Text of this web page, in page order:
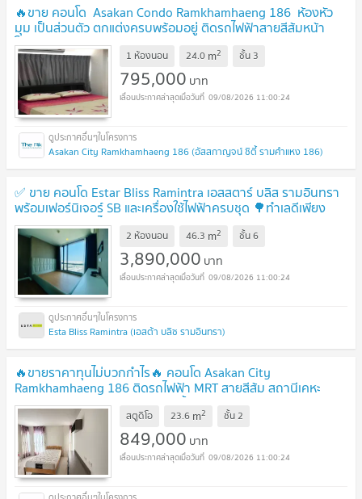
🔥ขาย คอนโด Asakan Condo Ramkhamhaeng 186 ห้องหัว
มุม เป็นส่วนตัว ตกแต่งครบพร้อมอยู่ ติดรถไฟฟ้าสายสีส้มหน้า
โครงการ✅ UPDATE !
1 ห้องนอน 24.0 m2 ชั้น 3
795,000 บาท
09/08/2026 11:00:24
Asakan City Ramkhamhaeng 186 (อัสสกาญจน์ ซิตี้ รามคำแหง 186)
✅ ขาย คอนโด Estar Bliss Ramintra เอสสตาร์ บลิส รามอินทรา
พร้อมเฟอร์นิเจอร์ SB และเครื่องใช้ไฟฟ้าครบชุด 🌳ทำเลดีเพียง
100 เมตร ถึงรถไฟฟ้า
2 ห้องนอน 46.3 m2 ชั้น6
3,890,000 บาท
09/08/2026 11:00:24
Esta Bliss Ramintra (เอสต้า บลิซ รามอินทรา)
🔥ขายราคาทุนไม่บวกกำไร🔥 คอนโด Asakan City
Ramkhamhaeng 186 ติดรถไฟฟ้า MRT สายสีส้ม สถานีเคหะ
รามคำแหง เฟอร์ฯ ครบ✅ พร้อมหิ้วกระเป๋าเข้าอยู่
สตูดิโอ 23.6 m2 ชั้น2
849,000 บาท
09/08/2026 11:00:24